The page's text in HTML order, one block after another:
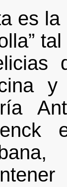
es la
y